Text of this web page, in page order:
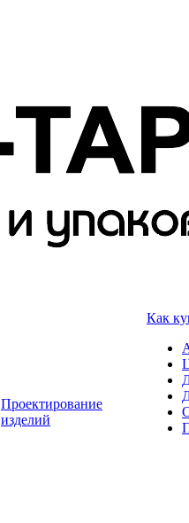
Проектирование
изделий
Как